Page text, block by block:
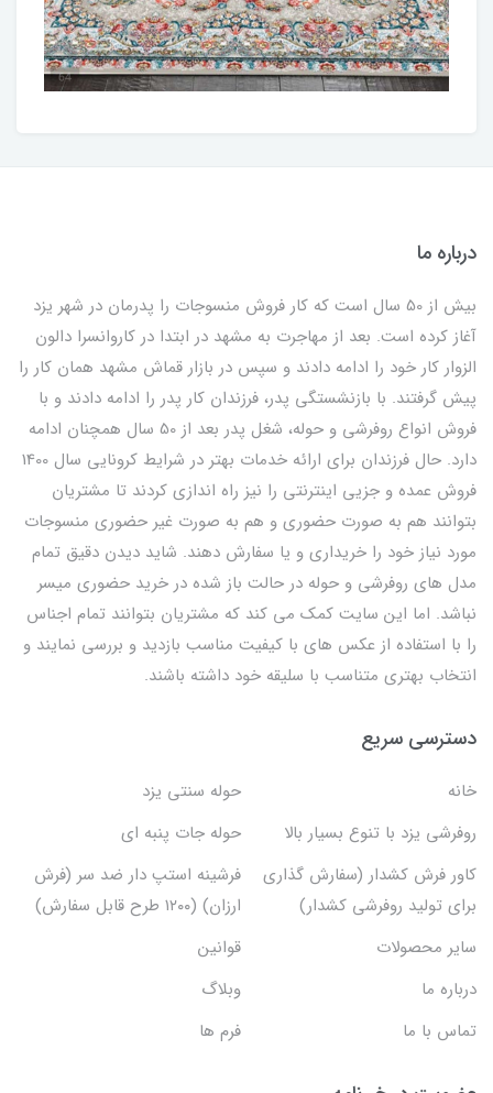
درباره ما
بیش از 50 سال است که کار فروش منسوجات را پدرمان در شهر یزد
آغاز کرده است. بعد از مهاجرت به مشهد در ابتدا در کاروانسرا دالون
الزوار کار خود را ادامه دادند و سپس در بازار قماش مشهد همان کار را
پیش گرفتند. با بازنشستگی پدر، فرزندان کار پدر را ادامه دادند و با
فروش انواع روفرشی و حوله، شغل پدر بعد از 50 سال همچنان ادامه
دارد. حال فرزندان برای ارائه خدمات بهتر در شرایط کرونایی سال 1400
فروش عمده و جزیی اینترنتی را نیز راه اندازی کردند تا مشتریان
بتوانند هم به صورت حضوری و هم به صورت غیر حضوری منسوجات
مورد نیاز خود را خریداری و یا سفارش دهند. شاید دیدن دقیق تمام
مدل های روفرشی و حوله در حالت باز شده در خرید حضوری میسر
نباشد. اما این سایت کمک می کند که مشتریان بتوانند تمام اجناس
را با استفاده از عکس های با کیفیت مناسب بازدید و بررسی نمایند و
انتخاب بهتری متناسب با سلیقه خود داشته باشند.
دسترسی سریع
خانه
حوله سنتی یزد
روفرشی یزد با تنوع بسیار بالا
حوله جات پنبه ای
کاور فرش کشدار (سفارش گذاری
برای تولید روفرشی کشدار)
فرشینه استپ دار ضد سر (فرش
ارزان) (۱۲۰۰ طرح قابل سفارش)
سایر محصولات
قوانین
درباره ما
وبلاگ
تماس با ما
فرم ها